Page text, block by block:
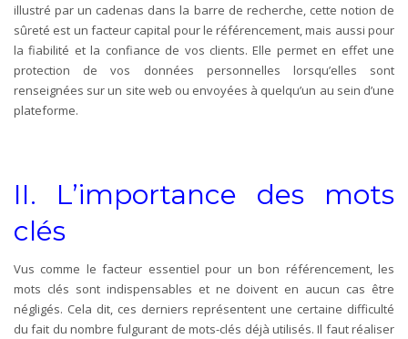
illustré par un cadenas dans la barre de recherche, cette notion de
sûreté est un facteur capital pour le référencement, mais aussi pour
la fiabilité et la confiance de vos clients. Elle permet en effet une
protection de vos données personnelles lorsqu’elles sont
renseignées sur un site web ou envoyées à quelqu’un au sein d’une
plateforme.
II. L’importance des mots
clés
Vus comme le facteur essentiel pour un bon référencement, les
mots clés sont indispensables et ne doivent en aucun cas être
négligés. Cela dit, ces derniers représentent une certaine difficulté
du fait du nombre fulgurant de mots-clés déjà utilisés. Il faut réaliser